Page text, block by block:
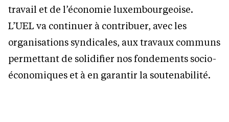
travail et de l’économie luxembourgeoise.
L’UEL va continuer à contribuer, avec les
organisations syndicales, aux travaux communs
permettant de solidifier nos fondements socio-
économiques et à en garantir la soutenabilité.